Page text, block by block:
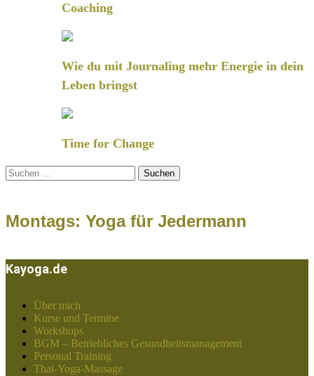
Coaching
Wie du mit Journaling mehr Energie in dein
Leben bringst
Time for Change
Suchen
nach:
Montags: Yoga für Jedermann
Kayoga.de
Über mich
Kurse und Termine
Workshops
BGM – Betriebliches Gesundheitsmanagement
Personal Training
Thai-Yoga-Massage